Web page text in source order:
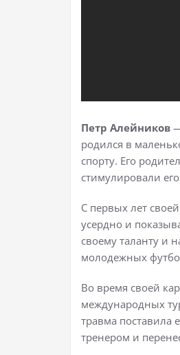
Петр Алейников
родился в
спорту. Его
стимулировали
С первых лет
усердно и
своему таланту и
молодежных
Во время своей
международных
травма поставила
тренером и